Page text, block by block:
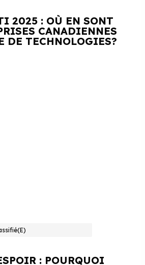
2025 : OÙ EN SONT
CANADIENNES
DE TECHNOLOGIES?
: POURQUOI